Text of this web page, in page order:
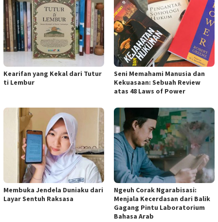
Kearifan yang Kekal dari Tutur
ti Lembur
Seni Memahami Manusia dan
Kekuasaan: Sebuah Review
atas 48 Laws of Power
Membuka Jendela Duniaku dari
Layar Sentuh Raksasa
Ngeuh Corak Ngarabisasi:
Menjala Kecerdasan dari Balik
Gagang Pintu Laboratorium
Bahasa Arab